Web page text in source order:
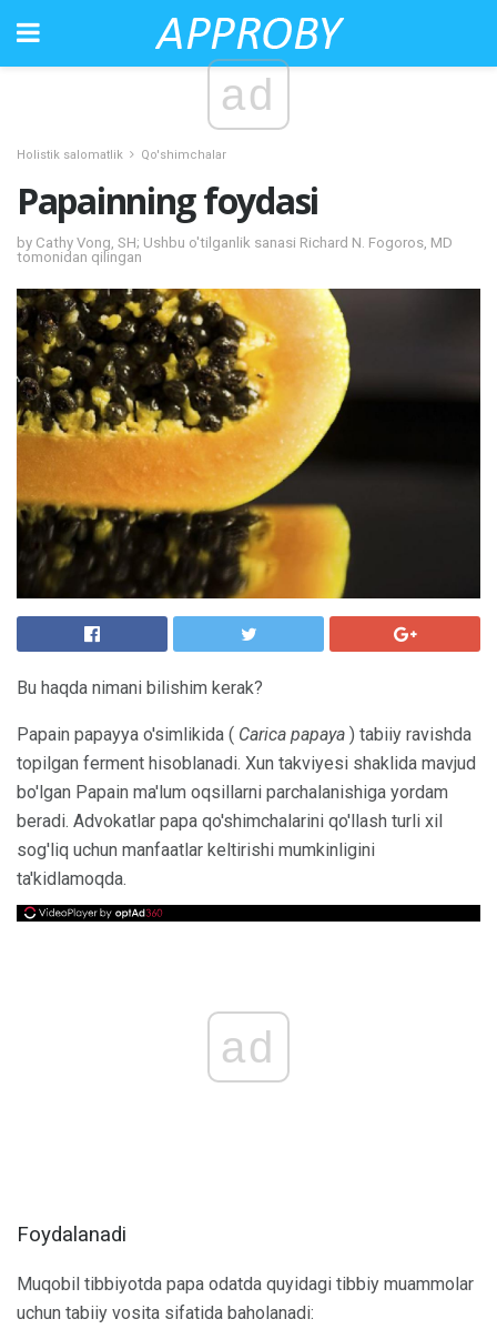
ad
Holistik salomatlik Qo'shimchalar
Papainning foydasi
by Cathy Vong, SH; Ushbu o'tilganlik sanasi Richard N. Fogoros, MD
tomonidan qilingan
Bu haqda nimani bilishim kerak?
Papain papayya o'simlikida ( Carica papaya ) tabiiy ravishda
topilgan ferment hisoblanadi. Xun takviyesi shaklida mavjud
bo'lgan Papain ma'lum oqsillarni parchalanishiga yordam
beradi. Advokatlar papa qo'shimchalarini qo'llash turli xil
sog'liq uchun manfaatlar keltirishi mumkinligini
ta'kidlamoqda.
ad
Foydalanadi
Muqobil tibbiyotda papa odatda quyidagi tibbiy muammolar
uchun tabiiy vosita sifatida baholanadi: